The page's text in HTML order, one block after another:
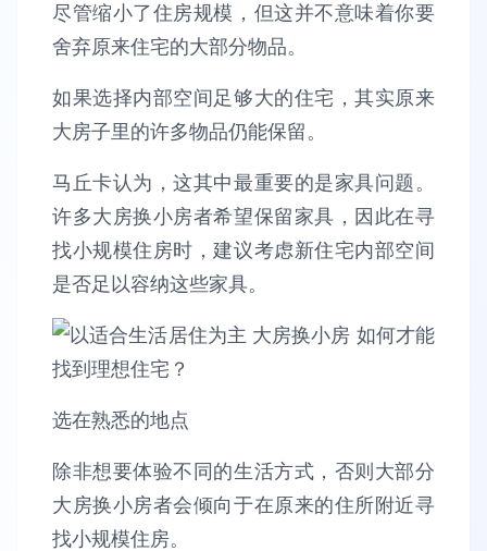
尽管缩小了住房规模，但这并不意味着你要
舍弃原来住宅的大部分物品。
如果选择内部空间足够大的住宅，其实原来
大房子里的许多物品仍能保留。
马丘卡认为，这其中最重要的是家具问题。
许多大房换小房者希望保留家具，因此在寻
找小规模住房时，建议考虑新住宅内部空间
是否足以容纳这些家具。
选在熟悉的地点
除非想要体验不同的生活方式，否则大部分
大房换小房者会倾向于在原来的住所附近寻
找小规模住房。